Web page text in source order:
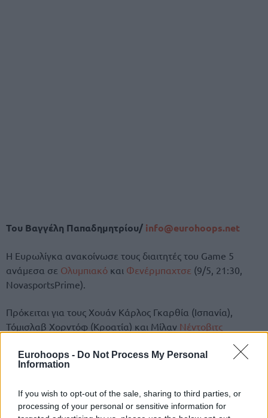
Eurohoops - Do Not Process My Personal
Information
If you wish to opt-out of the sale, sharing to third parties, or
processing of your personal or sensitive information for
Του Βαγγέλη Παπαδημητρίου/ info@eurohoops.net
Η Ευρωλίγκα ανακοίνωσε τους διαιτητές του Game 5
ανάμεσα σε Ολυμπιακό και Φενέρμπαχτσε (9/5, 21:30,
NovasportsPrime).
Πρόκειται για τους Χουάν Κάρλος Γκαρθία (Ισπανία),
Τόμισλαβ Χορντόφ (Κροατία) και Μίλαν Νέντοβιτς
Με τον πρώτο, ο
και Μακάμπι (95-89).